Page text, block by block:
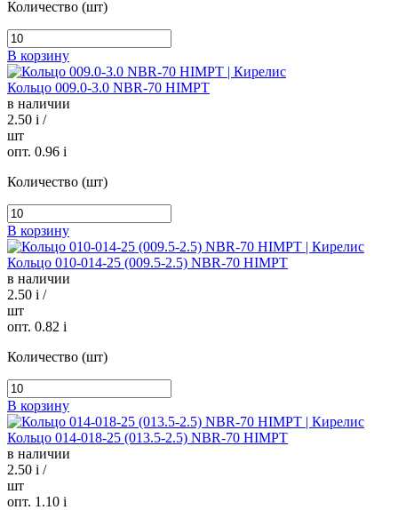
Количество (шт)
В корзину
Кольцо 009.0-3.0 NBR-70 HIMPT
в наличии
2.50 i /
шт
опт. 0.96 i
Количество (шт)
В корзину
Кольцо 010-014-25 (009.5-2.5) NBR-70 HIMPT
в наличии
2.50 i /
шт
опт. 0.82 i
Количество (шт)
В корзину
Кольцо 014-018-25 (013.5-2.5) NBR-70 HIMPT
в наличии
2.50 i /
шт
опт. 1.10 i